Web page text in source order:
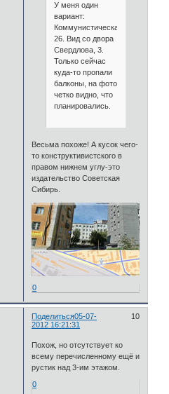
У меня один
вариант:
Коммунистическая,
26. Вид со двора
Свердлова, 3.
Только сейчас
куда-то пропали
балконы, на фото
четко видно, что
планировались.
Весьма похоже! А кусок чего-
то конструктивистского в
правом нижнем углу-это
издательство Советская
Сибирь.
0
Поделиться 10
05-07-
2012 16:21:31
Похож, но отсутствует ко
всему перечисленному ещё и
рустик над 3-им этажом.
0